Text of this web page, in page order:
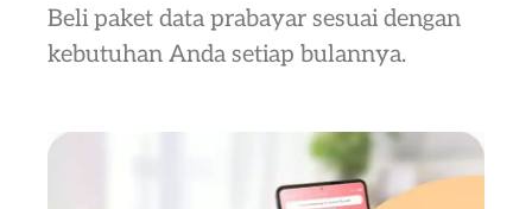
Beli paket data prabayar sesuai dengan
kebutuhan Anda setiap bulannya.